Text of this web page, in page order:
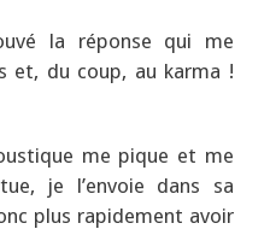
la réponse qui me
et, du coup, au karma !
me pique et me
je l’envoie dans sa
plus rapidement avoir